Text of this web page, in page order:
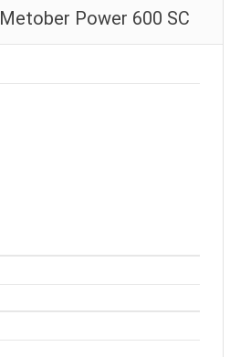
Metober Power 600 SC